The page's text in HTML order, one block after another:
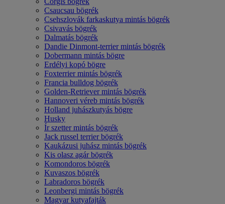
Csaucsau bögrék
Csehszlovák farkaskutya mintás bögrék
Csivavás bögrék
Dalmatás bögrék
Dandie Dinmont-terrier mintás bögrék
Dobermann mintás bögre
Erdélyi kopó bögre
Foxterrier mintás bögrék
Francia bulldog bögrék
Golden-Retriever mintás bögrék
Hannoveri véreb mintás bögrék
Holland juhászkutyás bögre
Husky
Ír szetter mintás bögrék
Jack russel terrier bögrék
Kaukázusi juhász mintás bögrék
Kis olasz agár bögrék
Komondoros bögrék
Kuvaszos bögrék
Labradoros bögrék
Leonbergi mintás bögrék
Magyar kutyafajták